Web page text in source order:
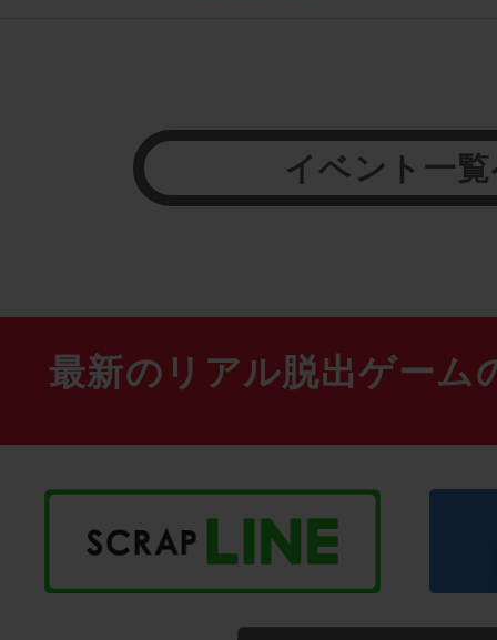
イベント一
最新のリアル脱出ゲーム